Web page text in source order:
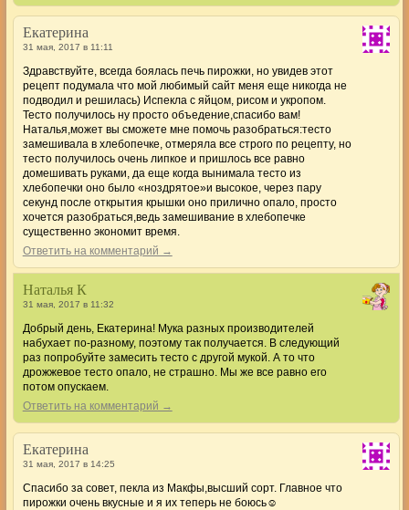
Екатерина
31 мая, 2017 в 11:11
Здравствуйте, всегда боялась печь пирожки, но увидев этот
рецепт подумала что мой любимый сайт меня еще никогда не
подводил и решилась) Испекла с яйцом, рисом и укропом.
Тесто получилось ну просто объедение,спасибо вам!
Наталья,может вы сможете мне помочь разобраться:тесто
замешивала в хлебопечке, отмеряла все строго по рецепту, но
тесто получилось очень липкое и пришлось все равно
домешивать руками, да еще когда вынимала тесто из
хлебопечки оно было «ноздрятое»и высокое, через пару
секунд после открытия крышки оно прилично опало, просто
хочется разобраться,ведь замешивание в хлебопечке
существенно экономит время.
Ответить на комментарий →
Наталья К
31 мая, 2017 в 11:32
Добрый день, Екатерина! Мука разных производителей
набухает по-разному, поэтому так получается. В следующий
раз попробуйте замесить тесто с другой мукой. А то что
дрожжевое тесто опало, не страшно. Мы же все равно его
потом опускаем.
Ответить на комментарий →
Екатерина
31 мая, 2017 в 14:25
Спасибо за совет, пекла из Макфы,высший сорт. Главное что
пирожки очень вкусные и я их теперь не боюсь☺